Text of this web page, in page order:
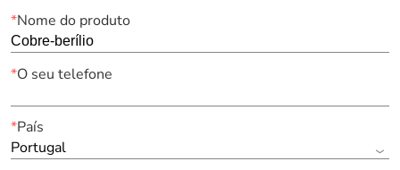
*Nome do produto
*O seu telefone
*País
Portugal